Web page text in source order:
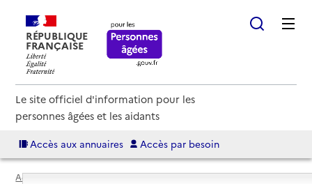
RÉPUBLIQUE
FRANÇAISE
Le site officiel d'information pour les
personnes âgées et les aidants
Accès aux annuaires Accès par besoin
Accueil
Espace annuaire